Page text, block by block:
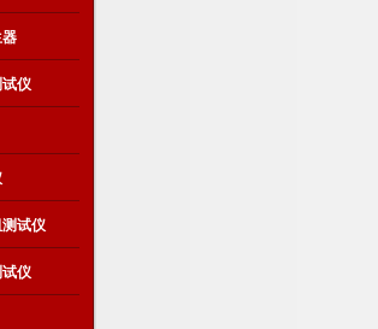
仪
试仪
仪